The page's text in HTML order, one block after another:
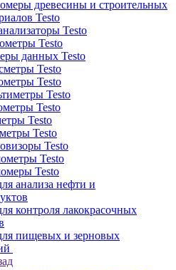
древесины и строительных
Testo
Testo
Testo
данных Testo
Testo
Testo
Testo
Testo
Testo
Testo
Testo
Testo
Testo
анализа нефти и
контроля лакокрасочных
пищевых и зерновых